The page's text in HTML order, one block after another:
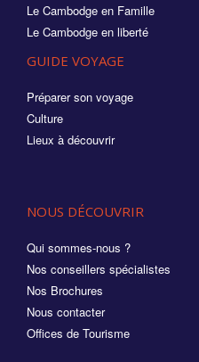
Le Cambodge en Famille
Le Cambodge en liberté
GUIDE VOYAGE
Préparer son voyage
Culture
Lieux à découvrir
NOUS DÉCOUVRIR
Qui sommes-nous ?
Nos conseillers spécialistes
Nos Brochures
Nous contacter
Offices de Tourisme